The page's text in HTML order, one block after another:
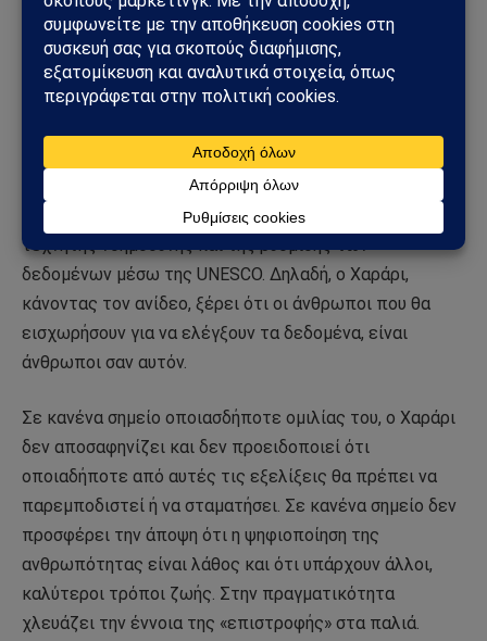
στην ψηφιακή πηγή και ότι κάποιος πρέπει να
παρέμβει για να ρυθμίσει τα δεδομένα. Αλλά «ποιος θα
το έκανε αυτό;», ρωτάει.
παγκοσμιοποιητικό οικοδόμημα, έχει εκφραστεί
ξεκάθαρα ότι πρέπει να είναι εκείνος το «μη
κυβερνητικό όργανο» που θα αναλάβει τον έλεγχο της
τεχνητής νοημοσύνης και της ρύθμισης των
δεδομένων μέσω της UNESCO. Δηλαδή, ο Χαράρι,
κάνοντας τον ανίδεο, ξέρει ότι οι άνθρωποι που θα
εισχωρήσουν για να ελέγξουν τα δεδομένα, είναι
άνθρωποι σαν αυτόν.
Σε κανένα σημείο οποιασδήποτε ομιλίας του, ο Χαράρι
δεν αποσαφηνίζει και δεν προειδοποιεί ότι
οποιαδήποτε από αυτές τις εξελίξεις θα πρέπει να
παρεμποδιστεί ή να σταματήσει. Σε κανένα σημείο δεν
προσφέρει την άποψη ότι η ψηφιοποίηση της
ανθρωπότητας είναι λάθος και ότι υπάρχουν άλλοι,
καλύτεροι τρόποι ζωής. Στην πραγματικότητα
χλευάζει την έννοια της «επιστροφής» στα παλιά.